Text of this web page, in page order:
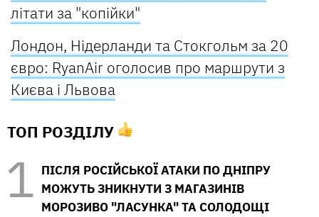
літати за "копійки"
Лондон, Нідерланди та Стокгольм за 20
євро: RyanAir оголосив про маршрути з
Києва і Львова
ТОП РОЗДІЛУ
ПІСЛЯ РОСІЙСЬКОЇ АТАКИ ПО ДНІПРУ
МОЖУТЬ ЗНИКНУТИ З МАГАЗИНІВ
МОРОЗИВО "ЛАСУНКА" ТА СОЛОДОЩІ